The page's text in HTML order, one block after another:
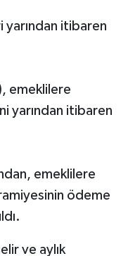
yarından itibaren
emeklilere
yarından itibaren
emeklilere
ödeme
ve aylık